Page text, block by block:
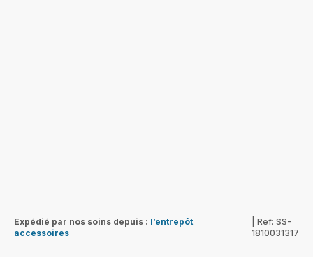
Expédié par nos soins depuis : l’entrepôt
accessoires
Ref: SS-
1810031317